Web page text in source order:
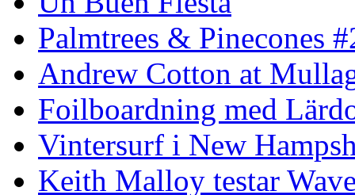
Palmtrees & Pinecones
Andrew Cotton at
Foilboardning med
Vintersurf i New
Keith Malloy testar